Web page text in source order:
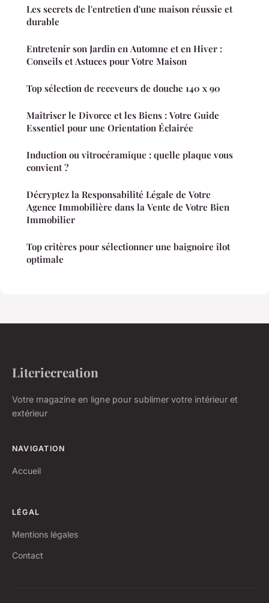
Les secrets de l'entretien d'une maison réussie et
durable
Entretenir son Jardin en Automne et en Hiver :
Conseils et Astuces pour Votre Maison
Top sélection de receveurs de douche 140 x 90
Maîtriser le Divorce et les Biens : Votre Guide
Essentiel pour une Orientation Éclairée
Induction ou vitrocéramique : quelle plaque vous
convient ?
Décryptez la Responsabilité Légale de Votre
Agence Immobilière dans la Vente de Votre Bien
Immobilier
Top critères pour sélectionner une baignoire îlot
optimale
Literiecreation
Votre magazine en ligne pour sublimer votre intérieur et
extérieur
NAVIGATION
Accueil
LÉGAL
Mentions légales
Contact